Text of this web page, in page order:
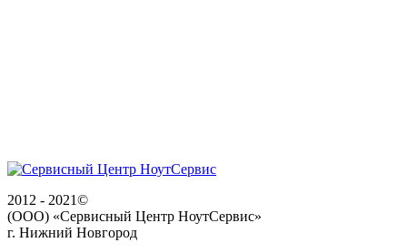
2012 - 2021©
(ООО) «Сервисный Центр НоутСервис»
г. Нижний Новгород